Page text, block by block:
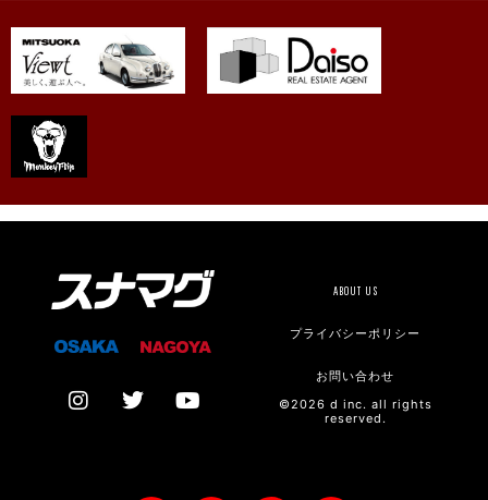
ABOUT US
プライバシーポリシー
お問い合わせ
©2026 d inc. all rights
reserved.